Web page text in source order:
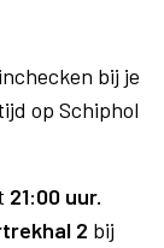
bij je
op Schiphol
21:00 uur.
2 bij